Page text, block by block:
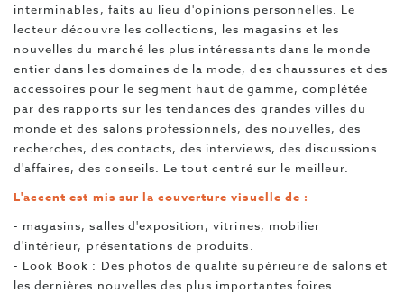
interminables, faits au lieu d'opinions personnelles. Le
lecteur découvre les collections, les magasins et les
nouvelles du marché les plus intéressants dans le monde
entier dans les domaines de la mode, des chaussures et des
accessoires pour le segment haut de gamme, complétée
par des rapports sur les tendances des grandes villes du
monde et des salons professionnels, des nouvelles, des
recherches, des contacts, des interviews, des discussions
d'affaires, des conseils. Le tout centré sur le meilleur.
L'accent est mis sur la couverture visuelle de :
- magasins, salles d'exposition, vitrines, mobilier
d'intérieur, présentations de produits.
- Look Book : Des photos de qualité supérieure de salons et
les dernières nouvelles des plus importantes foires